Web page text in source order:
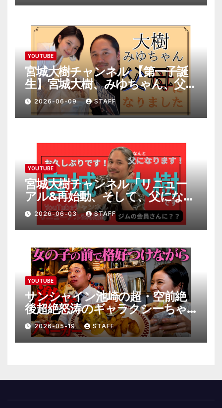
YOUTUBE
宮城大樹チャンネル 【第一子誕
生】宮城大樹、みゆちゃん、父母
になりました。
2026-06-09 STAFF
YOUTUBE
宮城大樹チャンネル「リニュー
アル&再始動、そして、父になり
ます。」
2026-06-03 STAFF
YOUTUBE
サンシャイン池崎の超・空前絶
後超絶怒涛のギャラクシーちゃ
んねる極
2026-05-19 STAFF